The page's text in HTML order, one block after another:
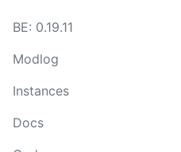
BE: 0.19.11
Modlog
Instances
Docs